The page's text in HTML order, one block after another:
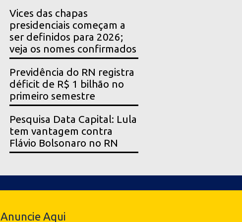
Vices das chapas
presidenciais começam a
ser definidos para 2026;
veja os nomes confirmados
Previdência do RN registra
déficit de R$ 1 bilhão no
primeiro semestre
Pesquisa Data Capital: Lula
tem vantagem contra
Flávio Bolsonaro no RN
Anuncie Aqui